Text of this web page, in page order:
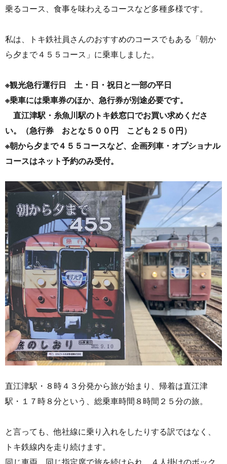
乗るコース、食事を味わえるコースなど多種多様です。
私は、トキ鉄社員さんのおすすめのコースでもある「朝か
ら夕まで４５５コース」に乗車しました。
※観光急行運行日 土・日・祝日と一部の平日
※乗車には乗車券のほか、急行券が別途必要です。
直江津駅・糸魚川駅のトキ鉄窓口でお買い求めくださ
い。（急行券 おとな５００円 こども２５０円）
※朝から夕まで４５５コースなど、企画列車・オプショナル
コースはネット予約のみ受付。
直江津駅・８時４３分発から旅が始まり、帰着は直江津
駅・１７時８分という、総乗車時間８時間２５分の旅。
と言っても、他社線に乗り入れをしたりする訳ではなく、
トキ鉄線内を走り続けます。